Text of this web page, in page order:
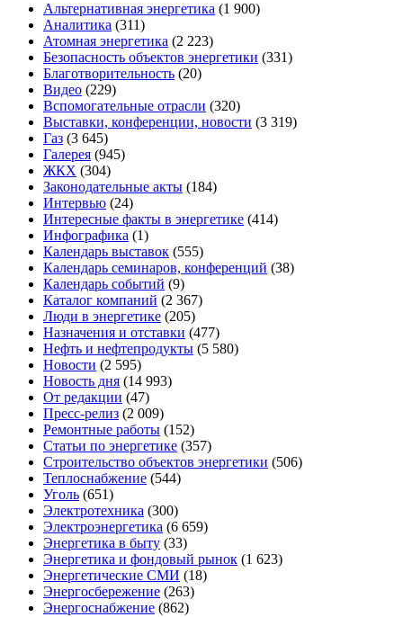
Альтернативная энергетика (1 900)
Аналитика (311)
Атомная энергетика (2 223)
Безопасность объектов энергетики (331)
Благотворительность (20)
Видео (229)
Вспомогательные отрасли (320)
Выставки, конференции, новости (3 319)
Газ (3 645)
Галерея (945)
ЖКХ (304)
Законодательные акты (184)
Интервью (24)
Интересные факты в энергетике (414)
Инфографика (1)
Календарь выставок (555)
Календарь семинаров, конференций (38)
Календарь событий (9)
Каталог компаний (2 367)
Люди в энергетике (205)
Назначения и отставки (477)
Нефть и нефтепродукты (5 580)
Новости (2 595)
Новость дня (14 993)
От редакции (47)
Пресс-релиз (2 009)
Ремонтные работы (152)
Статьи по энергетике (357)
Строительство объектов энергетики (506)
Теплоснабжение (544)
Уголь (651)
Электротехника (300)
Электроэнергетика (6 659)
Энергетика в быту (33)
Энергетика и фондовый рынок (1 623)
Энергетические СМИ (18)
Энергосбережение (263)
Энергоснабжение (862)